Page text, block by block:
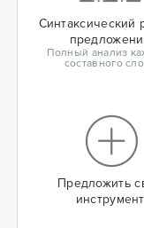
Синтаксический
Полный анализ
составного
Предложить
инструмент